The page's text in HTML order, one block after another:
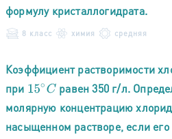
формулу кристаллогидрата.
8 класс химия средняя
Коэффициент растворимости
при 15∘C равен 350 г/л.
молярную концентрацию
насыщенном растворе, если его